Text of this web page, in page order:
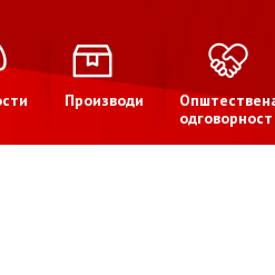
Производи
одговорност